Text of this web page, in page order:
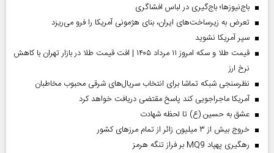
باج‌نیوزها؛ باج‌گیری در لباس افشاگری
تعرض به زیرساخت‌های ایران، بنای هژمونی آمریکا را فرو می‌ریزد
سپر آمریکا نشوید
قیمت طلا و سکه امروز ۱۱ مرداد ۱۴۰۵ | افت قیمت طلا در بازار تهران با کاهش
نرخ ارز
نظرسنجی شبکه تماشا برای انتخاب سریال‌های شرقی محبوب مخاطبان
آمریکا ماجراجویی کند پاسخ مقتضی دریافت خواهد کرد
عشق به حسین (ع) تا لحظه شهادت
خروج بیش از ۳ میلیون زائر از تمام مرز‌های کشور
رهگیری پهپاد MQ9 بر فراز تنگه هرمز